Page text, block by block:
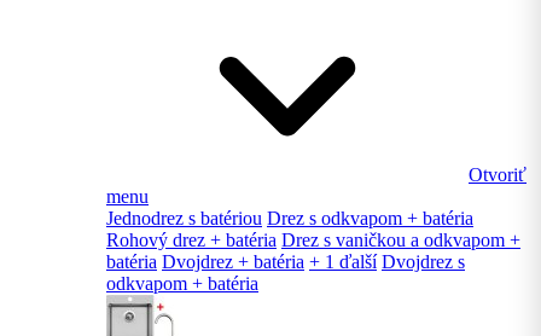
Otvoriť
menu
Jednodrez s batériou Drez s odkvapom + batéria
Rohový drez + batéria Drez s vaničkou a odkvapom +
batéria Dvojdrez + batéria + 1 ďalší Dvojdrez s
odkvapom + batéria